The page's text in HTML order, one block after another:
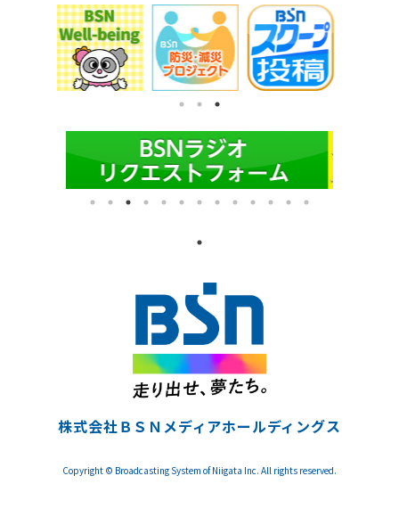
株式会社ＢＳＮメディアホールディングス
Copyright © Broadcasting System of Niigata Inc. All rights reserved.